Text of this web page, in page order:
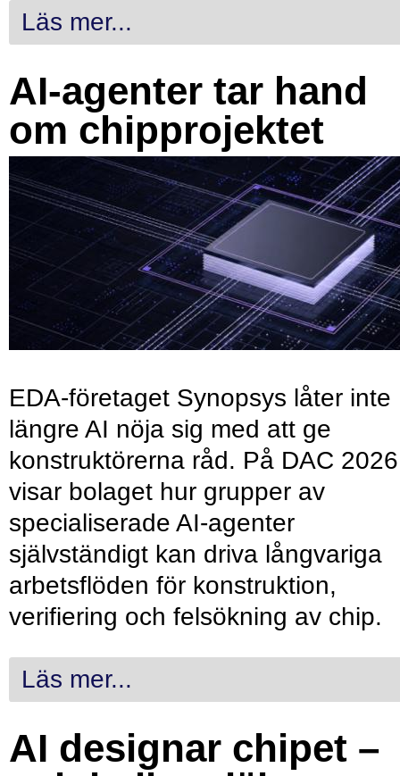
Läs mer...
AI-agenter tar hand
om chipprojektet
EDA-företaget Synopsys låter inte
längre AI nöja sig med att ge
konstruktörerna råd. På DAC 2026
visar bolaget hur grupper av
specialiserade AI-agenter
självständigt kan driva långvariga
arbetsflöden för konstruktion,
verifiering och felsökning av chip.
Läs mer...
AI designar chipet –